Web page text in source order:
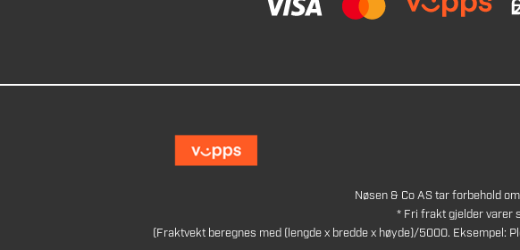
Nøsen & Co AS tar forbehold
* Fri frakt gjelder varer
(Fraktvekt beregnes med (lengde x bredde x høyde)/5000. Eksempel: